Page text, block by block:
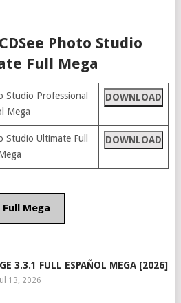
Photo Studio
Full Mega
Studio Professional
Mega
DOWNLOAD
Studio Ultimate Full
DOWNLOAD
Full Mega
3.3.1 FULL ESPAÑOL MEGA [2026]
13, 2026